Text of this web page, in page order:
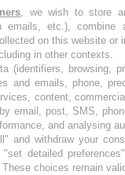
les semaines les
, we wish to store
emails, etc.), combine
on this website
in other contexts.
(identifiers, browsing,
and emails, phone,
content,
email, post, SMS,
and analysing
and withdraw your
detailed
choices remain